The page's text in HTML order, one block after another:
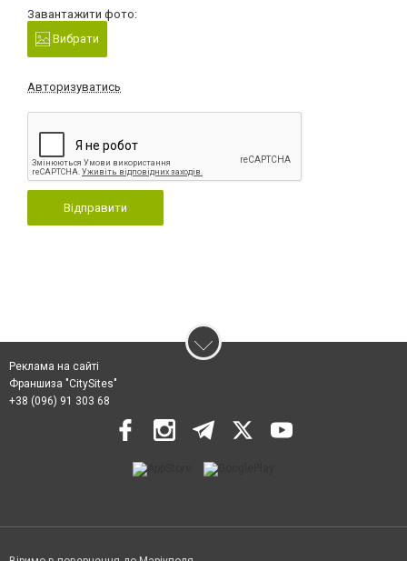
Завантажити фото:
Вибрати
Авторизуватись
Відправити
Реклама на сайті
Франшиза "CitySites"
+38 (096) 91 303 68